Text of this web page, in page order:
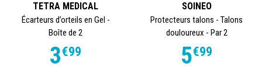
TETRA MEDICAL
Écarteurs d’orteils en Gel -
Boîte de 2
3€99
SOINEO
Protecteurs talons - Talons
douloureux - Par 2
5€99